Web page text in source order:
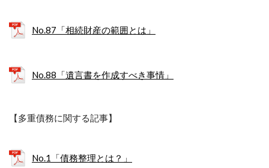
No.87「相続財産の範囲とは」
No.88「遺言書を作成すべき事情」
【多重債務に関する記事】
No.1「債務整理とは？」